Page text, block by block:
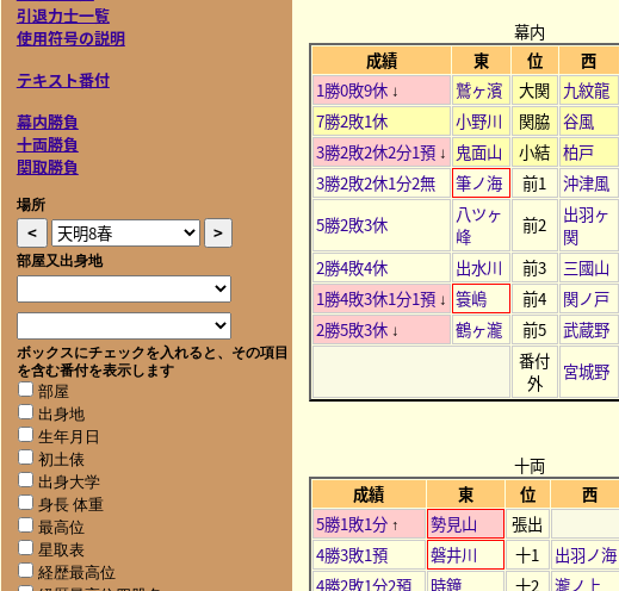
引退力士一覧
使用符号の説明
テキスト番付
幕内勝負
十両勝負
関取勝負
場所
部屋又出身地
ボックスにチェックを入れると、その項目
を含む番付を表示します
部屋
出身地
生年月日
初土俵
出身大学
身長 体重
最高位
星取表
経歴最高位
幕内
成績
東 位 西
1勝0敗9休 ↓ 鷲ヶ濱 大関 九紋龍
7勝2敗1休
小野川 関脇 谷風
3勝2敗2休2分1預 ↓ 鬼面山 小結 柏戸
3勝2敗2休1分2無
筆ノ海 前1 沖津風
5勝2敗3休
八ツヶ
峰
前2
出羽ヶ
関
2勝4敗4休 出水川 前3 三國山
1勝4敗3休1分1預 ↓ 簑嶋 前4 関ノ戸
2勝5敗3休 ↓ 鶴ヶ瀧 前5 武蔵野
番付
外
宮城野
十両
成績
東 位 西
5勝1敗1分 ↑ 勢見山
張出
4勝3敗1預
磐井川 十1 出羽ノ海
4勝2敗1分2預
時鐘 十2 瀧ノ上